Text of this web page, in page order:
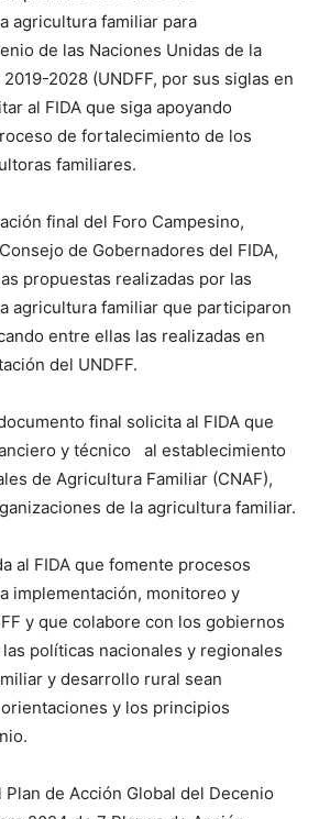
agricultura familiar para
de las Naciones Unidas de la
2028 (UNDFF, por sus siglas en
al FIDA que siga apoyando
de fortalecimiento de los
familiares.
final del Foro Campesino,
de Gobernadores del FIDA,
propuestas realizadas por las
agricultura familiar que participaron
entre ellas las realizadas en
del UNDFF.
final solicita al FIDA que
y técnico al establecimiento
de Agricultura Familiar (CNAF),
de la agricultura familiar.
al FIDA que fomente procesos
implementación, monitoreo y
y que colabore con los gobiernos
políticas nacionales y regionales
y desarrollo rural sean
y los principios
Plan de Acción Global del Decenio